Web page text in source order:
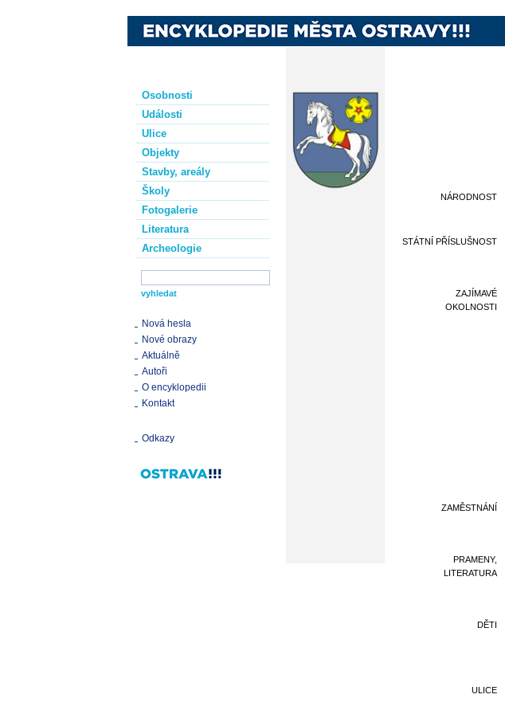
Osobnosti
Události
Ulice
Objekty
Stavby, areály
Školy
Fotogalerie
Literatura
Archeologie
Nová hesla
Nové obrazy
Aktuálně
Autoři
O encyklopedii
Kontakt
Odkazy
NÁRODNOST
STÁTNÍ PŘÍSLUŠNOST
ZAJÍMAVÉ
OKOLNOSTI
ZAMĚSTNÁNÍ
PRAMENY,
LITERATURA
DĚTI
ULICE